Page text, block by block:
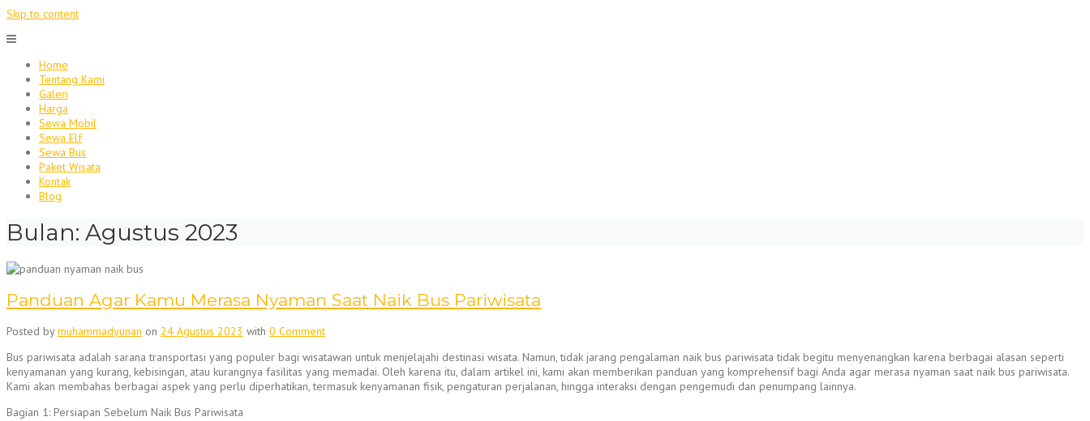
Skip to content
Home
Tentang Kami
Galeri
Harga
Sewa Mobil
Sewa Elf
Sewa Bus
Paket Wisata
Kontak
Blog
Bulan: Agustus 2023
Panduan Agar Kamu Merasa Nyaman Saat Naik Bus Pariwisata
Posted bymuhammadyunan on 24 Agustus 2023 with 0 Comment
Bus pariwisata adalah sarana transportasi yang populer bagi wisatawan untuk menjelajahi destinasi wisata. Namun, tidak jarang pengalaman naik bus pariwisata tidak begitu menyenangkan karena berbagai alasan seperti
kenyamanan yang kurang, kebisingan, atau kurangnya fasilitas yang memadai. Oleh karena itu, dalam artikel ini, kami akan memberikan panduan yang komprehensif bagi Anda agar merasa nyaman saat naik bus pariwisata.
Kami akan membahas berbagai aspek yang perlu diperhatikan, termasuk kenyamanan fisik, pengaturan perjalanan, hingga interaksi dengan pengemudi dan penumpang lainnya.
Bagian 1: Persiapan Sebelum Naik Bus Pariwisata